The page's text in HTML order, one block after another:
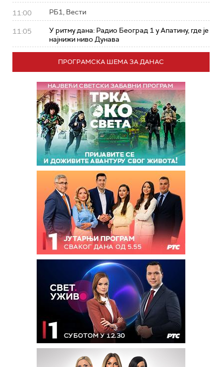
11:00 РБ1, Вести
11:05
У ритму дана: Радио Београд 1 у Апатину, где је
најнижи ниво Дунава
ПРОГРАМСКА ШЕМА ЗА ДАНАС